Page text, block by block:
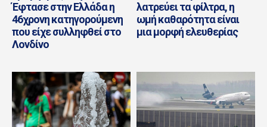
Έφτασε στην Ελλάδα η
46χρονη κατηγορούμενη
που είχε συλληφθεί στο
Λονδίνο
λατρεύει τα φίλτρα, η
ωμή καθαρότητα είναι
μια μορφή ελευθερίας